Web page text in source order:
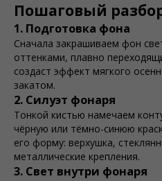
Пошаговый
1. Подготовка фона
Сначала закрашиваем фон
оттенками, плавно
создаст эффект мягкого
закатом.
2. Силуэт фонаря
Тонкой кистью намечаем
чёрную или тёмно-синюю
его форму: верхушка,
металлические крепления.
3. Свет внутри фонаря